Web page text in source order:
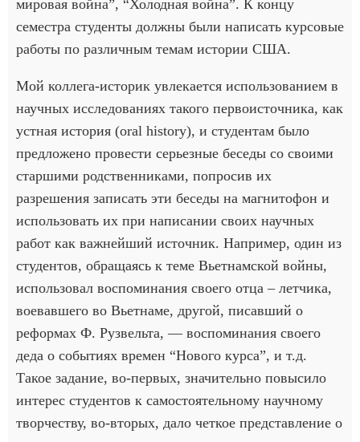
мировая война”, “Холодная война”. К концу
семестра студенты должны были написать курсовые
работы по различным темам истории США.
Мой коллега-историк увлекается использованием в
научных исследованиях такого первоисточника, как
устная история (oral history), и студентам было
предложено провести серьезные беседы со своими
старшими родственниками, попросив их
разрешения записать эти беседы на магнитофон и
использовать их при написании своих научных
работ как важнейший источник. Например, один из
студентов, обращаясь к теме Вьетнамской войны,
использовал воспоминания своего отца – летчика,
воевавшего во Вьетнаме, другой, писавший о
реформах Ф. Рузвельта, — воспоминания своего
деда о событиях времен “Нового курса”, и т.д.
Такое задание, во-первых, значительно повысило
интерес студентов к самостоятельному научному
творчеству, во-вторых, дало четкое представление о